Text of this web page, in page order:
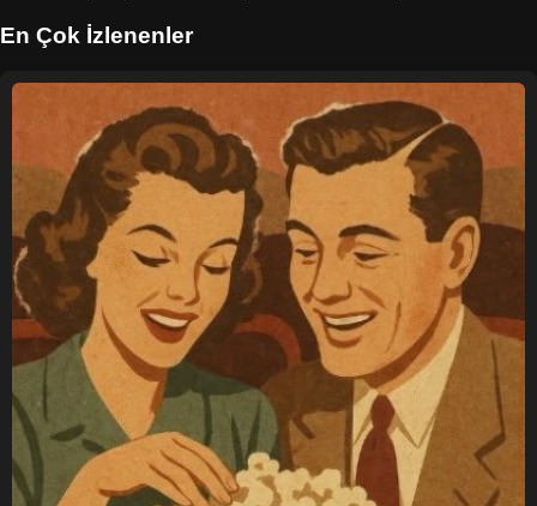
En Çok İzlenenler